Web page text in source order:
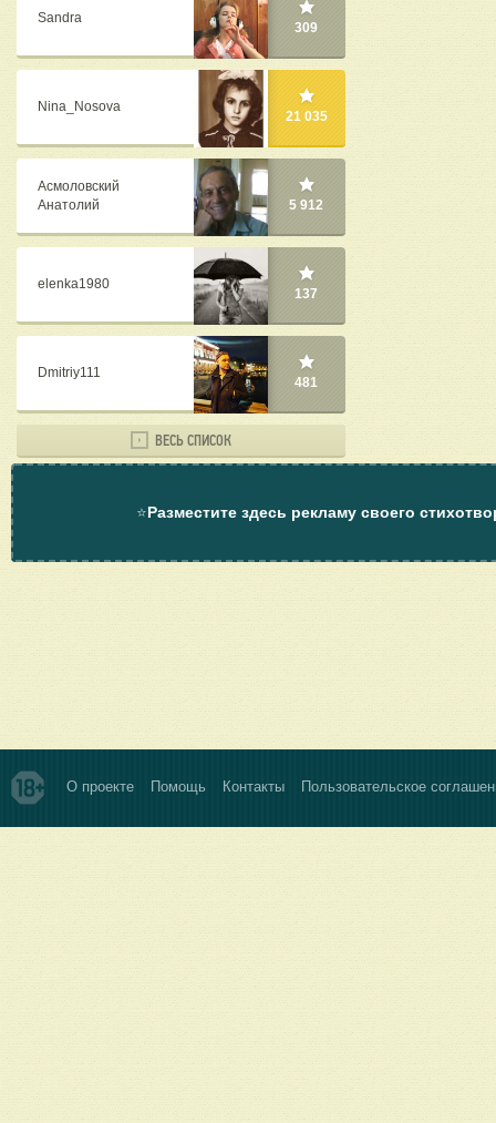
Sandra
309
Nina_Nosova
21 035
Асмоловский
Анатолий
5 912
elenka1980
137
Dmitriy111
481
ВЕСЬ СПИСОК
⭐Разместите здесь рекламу своего
О проекте Помощь Контакты Пользовательское